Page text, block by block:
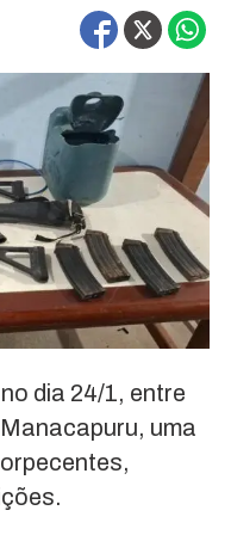
dia 24/1, entre
uma